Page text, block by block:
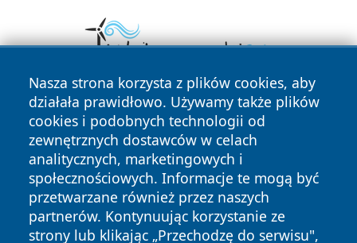
Nasza strona korzysta z plików cookies, aby
działała prawidłowo. Używamy także plików
cookies i podobnych technologii od
zewnętrznych dostawców w celach
analitycznych, marketingowych i
społecznościowych. Informacje te mogą być
przetwarzane również przez naszych
partnerów. Kontynuując korzystanie ze
strony lub klikając „Przechodzę do serwisu",
Copyright © 2026 echolegnica.pl Wszystkie prawa
zastrzeżone.